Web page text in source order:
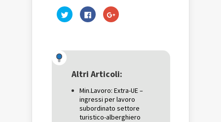
Fai
clic
una
nuova
Fai
clic
nuova
finestra)
Fai
clic
una
nuova
Altri Articoli:
Min.Lavoro: Extra-UE –
ingressi per lavoro
subordinato settore
turistico-alberghiero